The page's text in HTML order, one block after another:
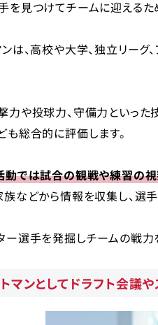
を見つけてチームに迎えるた
ンは、高校や大学、独立リー
力や投球力、守備力といった
も総合的に評価します。
動では試合の観戦や練習の
族などから情報を収集し、選
ー選手を発掘しチームの戦力
マンとしてドラフト会議